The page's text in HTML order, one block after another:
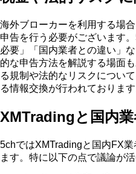
海外ブローカーを利用する場
申告を行う必要がございます
必要」「国内業者との違い」
的な申告方法を解説する場面
る規制や法的なリスクについ
る情報交換が行われております
XMTradingと国内
5chではXMTradingと国内FX
ます。特に以下の点で議論が活